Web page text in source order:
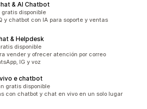
& AI Chatbot
gratis disponible
y chatbot con IA para soporte y ventas
& Helpdesk
disponible
vender y ofrecer atención por correo
IG y voz
e chatbot
total
gratis disponible
con chatbot y chat en vivo en un solo lugar